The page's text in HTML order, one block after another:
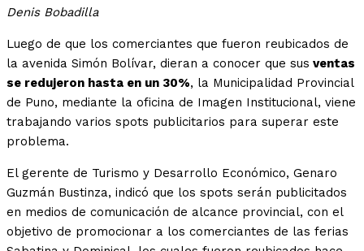
Denis Bobadilla
Luego de que los comerciantes que fueron reubicados de
la avenida Simón Bolívar, dieran a conocer que sus ventas
se redujeron hasta en un 30%, la Municipalidad Provincial
de Puno, mediante la oficina de Imagen Institucional, viene
trabajando varios spots publicitarios para superar este
problema.
El gerente de Turismo y Desarrollo Económico, Genaro
Guzmán Bustinza, indicó que los spots serán publicitados
en medios de comunicación de alcance provincial, con el
objetivo de promocionar a los comerciantes de las ferias